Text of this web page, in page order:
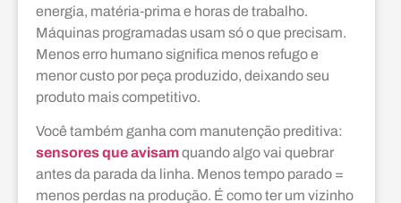
energia, matéria‑prima e horas de trabalho.
Máquinas programadas usam só o que precisam.
Menos erro humano significa menos refugo e
menor custo por peça produzido, deixando seu
produto mais competitivo.
Você também ganha com manutenção preditiva:
sensores que avisamquando algo vai quebrar
antes da parada da linha. Menos tempo parado =
menos perdas na produção. É como ter um vizinho